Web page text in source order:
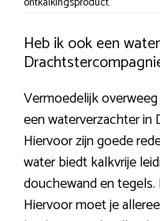
Heb ik ook een
Vermoedelijk
een waterverzachter in
Hiervoor zijn goede
water biedt kalkvrije
douchewand en
Hiervoor moet je